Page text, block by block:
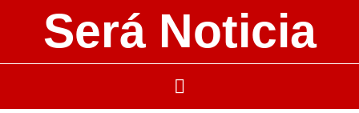
Será Noticia